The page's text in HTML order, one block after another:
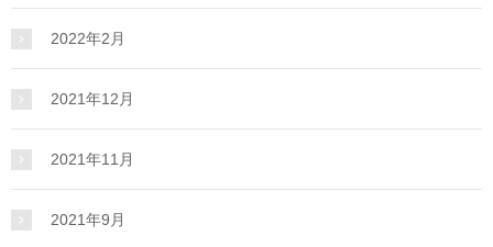
2022年2月
2021年12月
2021年11月
2021年9月